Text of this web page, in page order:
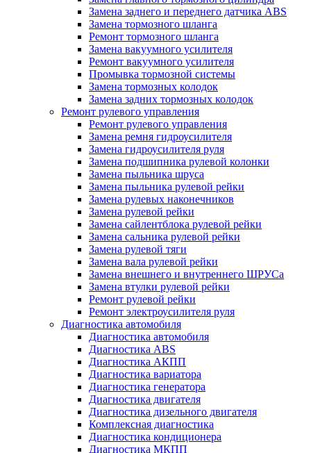
Замена заднего и переднего датчика ABS
Замена тормозного шланга
Ремонт тормозного шланга
Замена вакуумного усилителя
Ремонт вакуумного усилителя
Промывка тормозной системы
Замена тормозных колодок
Замена задних тормозных колодок
Ремонт рулевого управления
Ремонт рулевого управления
Замена ремня гидроусилителя
Замена гидроусилителя руля
Замена подшипника рулевой колонки
Замена пыльника шруса
Замена пыльника рулевой рейки
Замена рулевых наконечников
Замена рулевой рейки
Замена сайлентблока рулевой рейки
Замена сальника рулевой рейки
Замена рулевой тяги
Замена вала рулевой рейки
Замена внешнего и внутреннего ШРУСа
Замена втулки рулевой рейки
Ремонт рулевой рейки
Ремонт электроусилителя руля
Диагностика автомобиля
Диагностика автомобиля
Диагностика ABS
Диагностика АКПП
Диагностика вариатора
Диагностика генератора
Диагностика двигателя
Диагностика дизельного двигателя
Комплексная диагностика
Диагностика кондиционера
Диагностика МКПП